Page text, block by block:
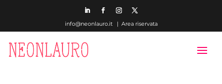
info@neonlauro.it | Area riservata